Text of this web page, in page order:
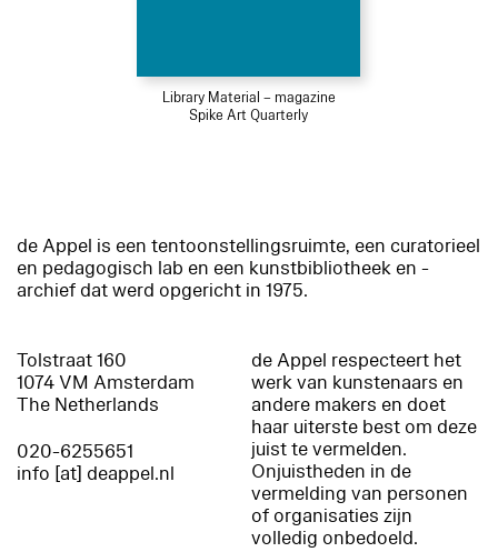
Library Material – magazine
Spike Art Quarterly
de Appel is een tentoonstellingsruimte, een curatorieel
en pedagogisch lab en een kunstbibliotheek en -
archief dat werd opgericht in 1975.
Tolstraat 160
1074 VM Amsterdam
The Netherlands
020-6255651
info [at] deappel.nl
de Appel respecteert het
werk van kunstenaars en
andere makers en doet
haar uiterste best om deze
juist te vermelden.
Onjuistheden in de
vermelding van personen
of organisaties zijn
volledig onbedoeld.